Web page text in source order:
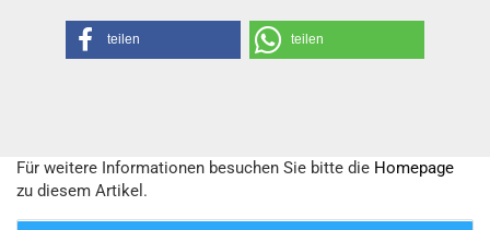
teilen teilen
Für weitere Informationen besuchen Sie bitte die Homepage
zu diesem Artikel.